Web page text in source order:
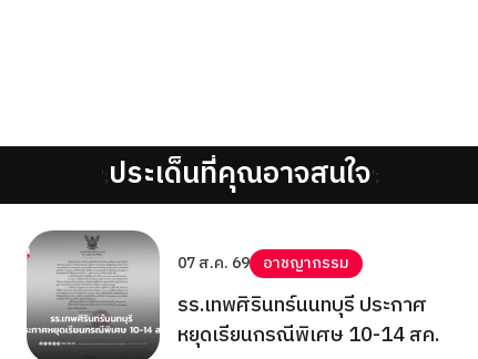
';ประเด็นที่คุณอาจสนใจ';
07 ส.ค. 69 อาชญากรรม
รร.เทพศิรินทร์นนทบุรี ประกาศ
หยุดเรียนกรณีพิเศษ 10-14 สค.